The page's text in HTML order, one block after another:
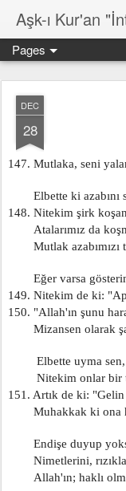
Aşk-ı Kur'an
Pages
DEC
28
147. Mutlaka, seni
Elbette ki azabını
148. Nitekim şirk
Atalarımız da
Mutlak azabımızı
Eğer varsa gösterin
149. Nitekim de ki:
150. "Allah'ın şunu
Mizansen olarak
Elbette uyma sen,
Nitekim onlar bir
151. Artık de ki: "Gelin
Muhakkak ki ona
Endişe duyup
Nimetlerini,
Allah'ın; haklı olma